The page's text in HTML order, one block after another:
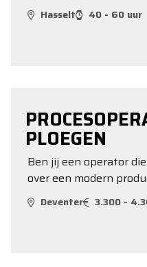
Hasselt 40 - 60 uur
PLOEGEN
Ben jij een operator
over een modern
Deventer 3.300 -